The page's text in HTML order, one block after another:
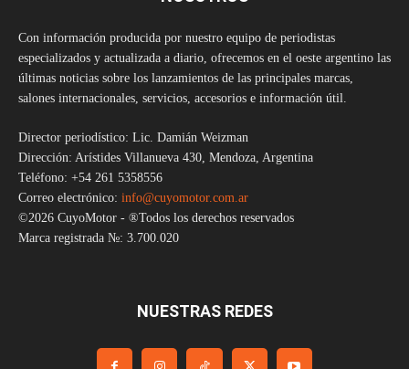
Con información producida por nuestro equipo de periodistas
especializados y actualizada a diario, ofrecemos en el oeste argentino las
últimas noticias sobre los lanzamientos de las principales marcas,
salones internacionales, servicios, accesorios e información útil.
Director periodístico: Lic. Damián Weizman
Dirección: Arístides Villanueva 430, Mendoza, Argentina
Teléfono: +54 261 5358556
Correo electrónico: info@cuyomotor.com.ar
©2026 CuyoMotor - ®Todos los derechos reservados
Marca registrada №: 3.700.020
NUESTRAS REDES